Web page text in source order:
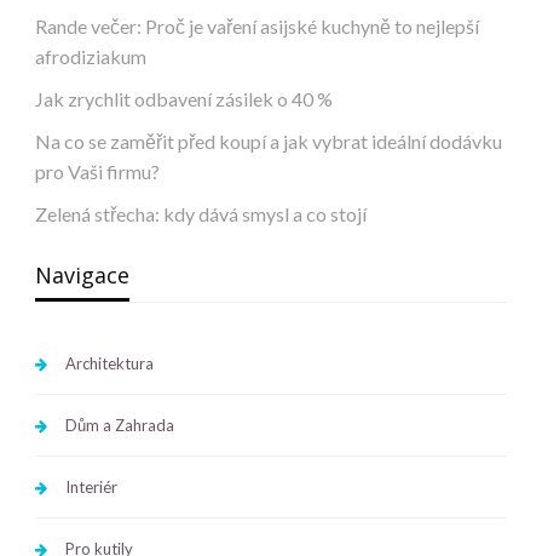
Rande večer: Proč je vaření asijské kuchyně to nejlepší
afrodiziakum
Jak zrychlit odbavení zásilek o 40 %
Na co se zaměřit před koupí a jak vybrat ideální dodávku
pro Vaši firmu?
Zelená střecha: kdy dává smysl a co stojí
Navigace
Architektura
Dům a Zahrada
Interiér
Pro kutily